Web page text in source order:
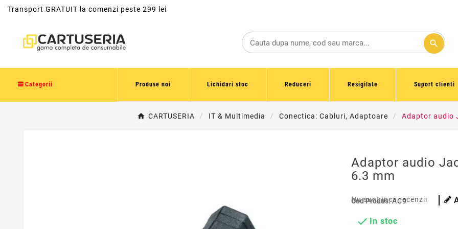
Transport GRATUIT la comenzi peste 299 lei
search
Categorii Produse noi Lichidari stoc Reduceri Resigilate Suport clienti
CARTUSERIA IT & Multimedia Conectica: Cabluri, Adaptoare Adaptor audio
Adaptor audio
6.3 mm
Cod Produs:AC9
Nu sunt inca recenzii
 In stoc